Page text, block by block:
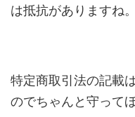
は抵抗がありますね。
特定商取引法の記載
のでちゃんと守って